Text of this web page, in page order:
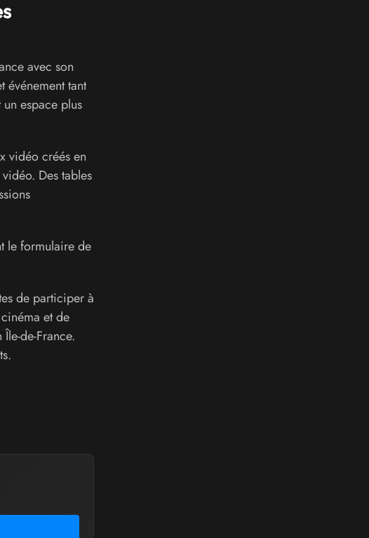
avec son
événement tant
espace plus
vidéo créés en
Des tables
le formulaire de
de participer à
et de
de-France.